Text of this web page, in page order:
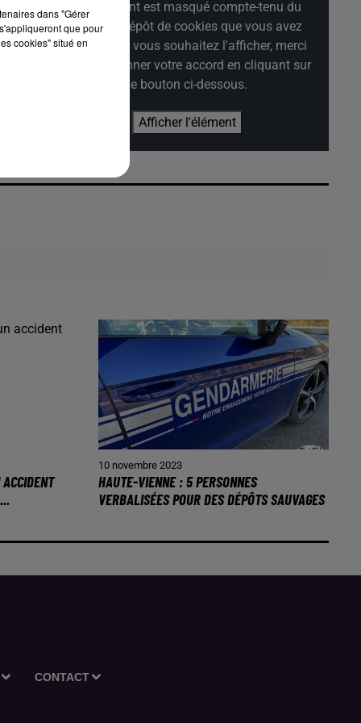
Cet élément est masqué compte-tenu du
refus du dépôt de cookies que vous avez
exprimé. Si vous souhaitez l'afficher, merci
de nous donner votre accord en cliquant sur
le bouton ci-dessous.
Afficher l'élément
10 novembre 2023
HAUTE-VIENNE : 5 PERSONNES
VERBALISÉES POUR DES DÉPÔTS SAUVAGES
CONTACT
dans "Gérer
que pour
cookies" situé en